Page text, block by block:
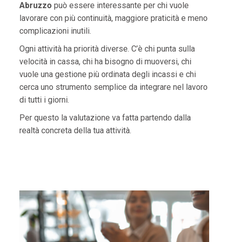
Abruzzo può essere interessante per chi vuole
lavorare con più continuità, maggiore praticità e meno
complicazioni inutili.
Ogni attività ha priorità diverse. C’è chi punta sulla
velocità in cassa, chi ha bisogno di muoversi, chi
vuole una gestione più ordinata degli incassi e chi
cerca uno strumento semplice da integrare nel lavoro
di tutti i giorni.
Per questo la valutazione va fatta partendo dalla
realtà concreta della tua attività.